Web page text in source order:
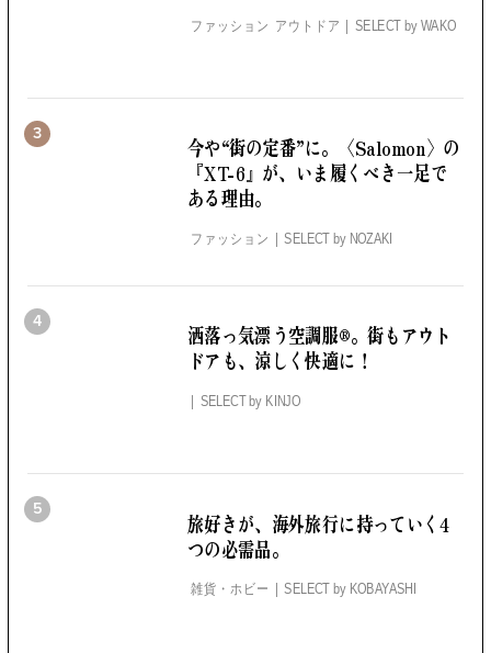
ファッション アウトドア SELECT by WAKO
3 今や“街の定番”に。
〈Salomon〉の
『XT-6』が、いま履くべき一足で
ある理由。
ファッション SELECT by NOZAKI
4 洒落っ気漂う空調服®。街もアウト
ドアも、涼しく快適に！
SELECT by KINJO
5
旅好きが、海外旅行に持っていく4
つの必需品。
雑貨・ホビー SELECT by KOBAYASHI